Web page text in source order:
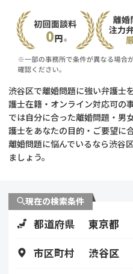
渋谷区で離婚問題に強い弁護士
護士在籍・オンライン対応可の
では自分に合った離婚問題・男
護士をあなたの目的・ご要望に
離婚問題に悩んでいるなら渋谷
ましょう。
現在の検索条件
都道府県 東京都
市区町村 渋谷区